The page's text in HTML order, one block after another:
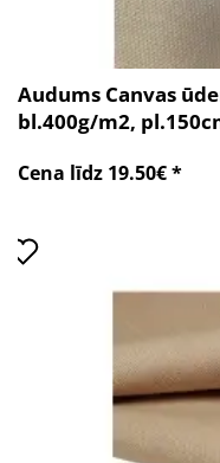
Audums Canvas
bl.400g/m2,
Cena līdz 19.50€ *